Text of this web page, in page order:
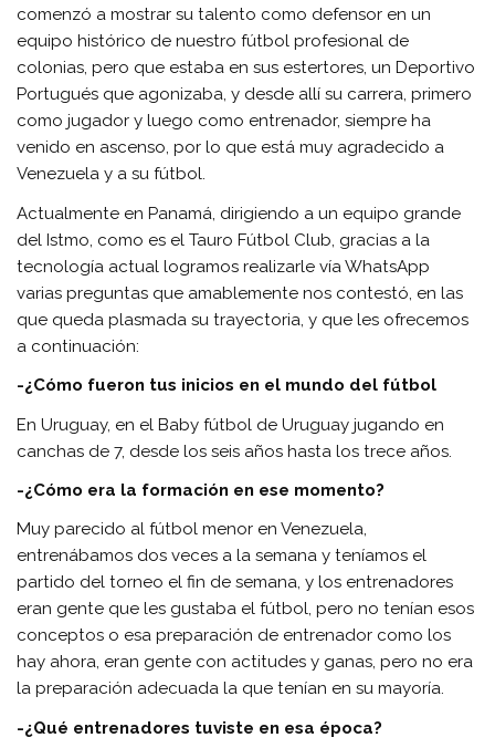
comenzó a mostrar su talento como defensor en un
equipo histórico de nuestro fútbol profesional de
colonias, pero que estaba en sus estertores, un Deportivo
Portugués que agonizaba, y desde allí su carrera, primero
como jugador y luego como entrenador, siempre ha
venido en ascenso, por lo que está muy agradecido a
Venezuela y a su fútbol.
Actualmente en Panamá, dirigiendo a un equipo grande
del Istmo, como es el Tauro Fútbol Club, gracias a la
tecnología actual logramos realizarle vía WhatsApp
varias preguntas que amablemente nos contestó, en las
que queda plasmada su trayectoria, y que les ofrecemos
a continuación:
-¿Cómo fueron tus inicios en el mundo del fútbol
En Uruguay, en el Baby fútbol de Uruguay jugando en
canchas de 7, desde los seis años hasta los trece años.
-¿Cómo era la formación en ese momento?
Muy parecido al fútbol menor en Venezuela,
entrenábamos dos veces a la semana y teníamos el
partido del torneo el fin de semana, y los entrenadores
eran gente que les gustaba el fútbol, pero no tenían esos
conceptos o esa preparación de entrenador como los
hay ahora, eran gente con actitudes y ganas, pero no era
la preparación adecuada la que tenían en su mayoría.
-¿Qué entrenadores tuviste en esa época?